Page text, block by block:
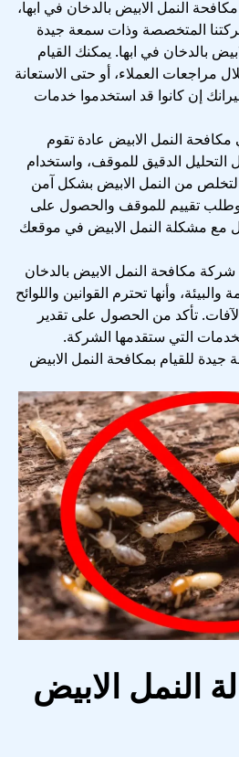
النمل الابيض بالدخان في ابها،
المتخصصة وذات سمعة جيدة
بالدخان في ابها. يمكنك القيام
مراجعات العملاء، أو حتى الاستعانة
إن كانوا قد استخدموا خدمات
النمل الابيض عادة تقوم
الدقيق للموقف، واستخدام
من النمل الابيض بشكل آمن
تقييم للموقف والحصول على
مع مشكلة النمل الابيض في موقعك
مكافحة النمل الابيض بالدخان
والبيئة، وأنها تحترم القوانين واللوائح
تأكد من الحصول على تقدير
التي ستقدمها الشركة.
للقيام بمكافحة النمل الابيض
النمل الابيض